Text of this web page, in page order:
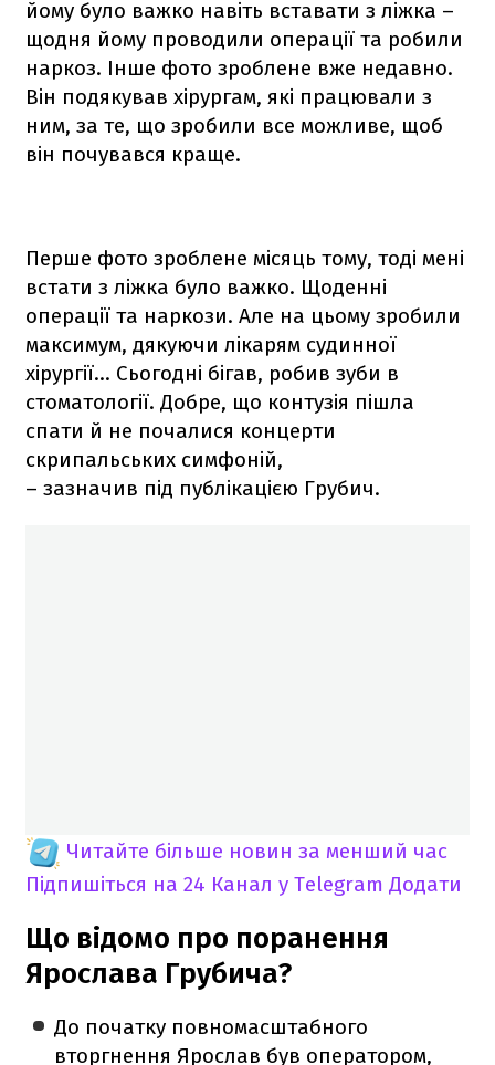
йому було важко навіть вставати з ліжка –
щодня йому проводили операції та робили
наркоз. Інше фото зроблене вже недавно.
Він подякував хірургам, які працювали з
ним, за те, що зробили все можливе, щоб
він почувався краще.
Перше фото зроблене місяць тому, тоді мені
встати з ліжка було важко. Щоденні
операції та наркози. Але на цьому зробили
максимум, дякуючи лікарям судинної
хірургії… Сьогодні бігав, робив зуби в
стоматології. Добре, що контузія пішла
спати й не почалися концерти
скрипальських симфоній,
– зазначив під публікацією Грубич.
Читайте більше новин за менший час
Підпишіться на 24 Канал у Telegram Додати
Що відомо про поранення
Ярослава Грубича?
До початку повномасштабного
вторгнення Ярослав був оператором,